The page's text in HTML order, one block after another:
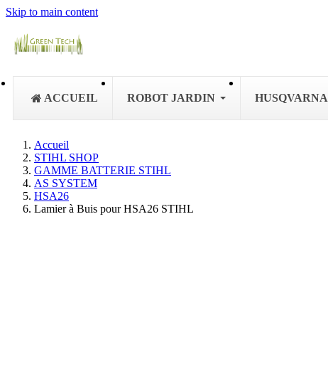
Skip to main content
ACCUEIL ROBOT JARDIN HUSQVARNA
Accueil
STIHL SHOP
GAMME BATTERIE STIHL
AS SYSTEM
HSA26
Lamier à Buis pour HSA26 STIHL